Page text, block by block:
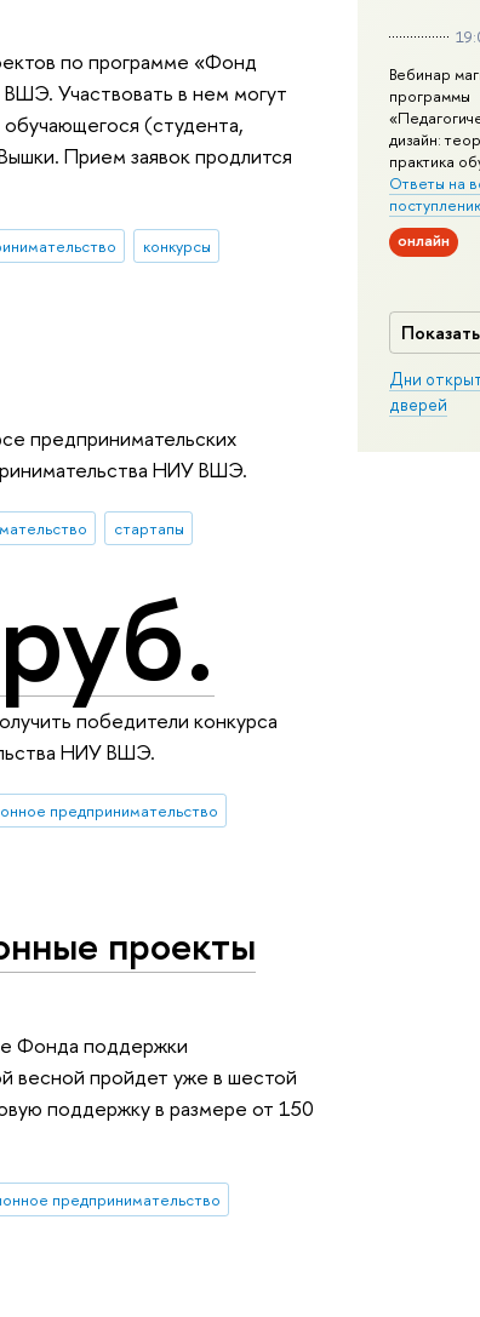
Вебинар
программы
дизайн:
практика
Ответы на
онлайн
Дни
дверей
по программе «Фонд
Участвовать в нем могут
(студента,
Прием заявок продлится
конкурсы
предпринимательских
НИУ ВШЭ.
стартапы
победители конкурса
НИУ ВШЭ.
предпринимательство
проекты
Фонда поддержки
весной пройдет уже в шестой
поддержку в размере от 150
предпринимательство